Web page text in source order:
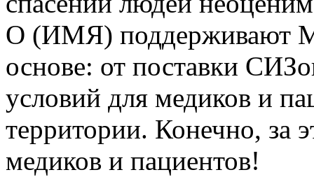
О (ИМЯ) поддерживают
основе: от поставки
условий для медиков и
территории. Конечно, за
медиков и пациентов!